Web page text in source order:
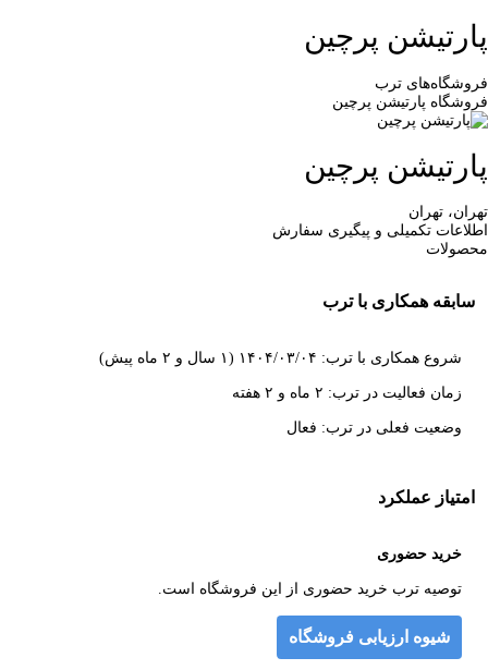
پارتیشن پرچین
فروشگاه‌های ترب
فروشگاه پارتیشن پرچین
پارتیشن پرچین
تهران، تهران
اطلاعات تکمیلی و پیگیری سفارش
محصولات
سابقه همکاری با ترب
شروع همکاری با ترب: ۱۴۰۴/۰۳/۰۴ (۱ سال و ۲ ماه پیش)
زمان فعالیت در ترب: ۲ ماه و ۲ هفته
وضعیت فعلی در ترب: فعال
امتیاز عملکرد
خرید حضوری
توصیه ترب خرید حضوری از این فروشگاه است.
شیوه ارزیابی فروشگاه